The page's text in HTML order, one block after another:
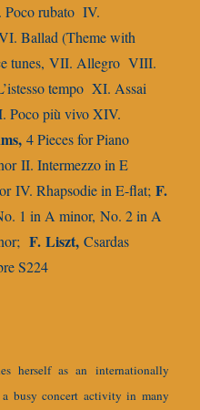
Poco rubato IV.
Ballad (Theme with
tunes,VII. Allegro VIII.
tempo XI. Assai
più vivo XIV.
4 Pieces for Piano
II. Intermezzo in E
IV. Rhapsodie in E-flat;F.
1 in A minor,No. 2 in A
F.Liszt,Csardas
S224
herself as an internationally
busy concert activity in many